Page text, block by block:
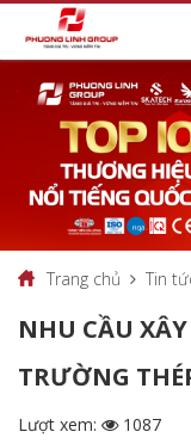
Trang chủ Tin
NHU CẦU
TRƯỜNG
Lượt xem:
1087